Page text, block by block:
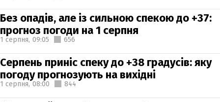
Без опадів, але із сильною спекою до +37:
прогноз погоди на 1 серпня
1 серпня, 09:05 656
Серпень приніс спеку до +38 градусів: яку
погоду прогнозують на вихідні
1 серпня, 08:00 844